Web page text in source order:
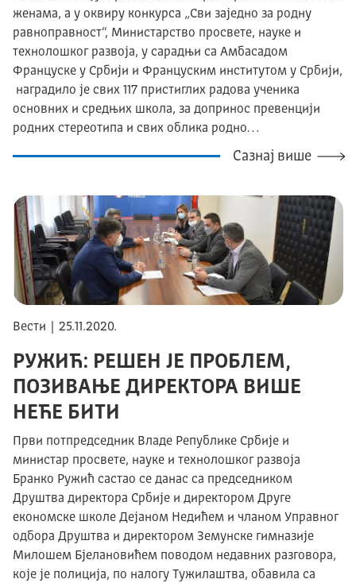
женама, а у оквиру конкурса „Сви заједно за родну
равноправност“, Министарство просвете, науке и
технолошког развоја, у сарадњи са Амбасадом
Француске у Србији и Француским институтом у Србији,
наградило је свих 117 пристиглих радова ученика
основних и средњих школа, за допринос превенцији
родних стереотипа и свих облика родно…
Сазнај више
Вести | 25.11.2020.
РУЖИЋ: РЕШЕН ЈЕ ПРОБЛЕМ,
ПОЗИВАЊЕ ДИРЕКТОРА ВИШЕ
НЕЋЕ БИТИ
Први потпредседник Владе Републике Србије и
министар просвете, науке и технолошког развоја
Бранко Ружић састао се данас са председником
Друштва директора Србије и директором Друге
економске школе Дејаном Недићем и чланом Управног
одбора Друштва и директором Земунске гимназије
Милошем Бјелановићем поводом недавних разговора,
које је полиција, по налогу Тужилаштва, обавила са